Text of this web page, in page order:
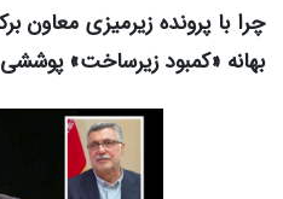
چرا با پرونده زیرمیزی معاون
بهانه «کمبود زیرساخت»